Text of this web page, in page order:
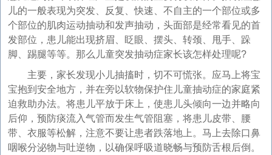
儿的一般表现为突发、反复、快速、不自主的一个部位或多
个部位的肌肉运动抽动和发声抽动，头面部是经常看见的首
发部位，患儿能出现挤眉、眨眼、摆头、转颈、甩手、跺
脚、踢腿等等。那么儿童突发抽动症家长该怎样处理呢?
主要，家长发现小儿抽搐时，切不可慌张。应马上将宝
宝抱到安全地方，并在旁以软物保护住儿童抽动症的家庭紧
迫救助办法。将患儿平放于床上，使患儿头倾向一边并略向
后仰，预防痰流入气管而发生气管阻塞，将患儿皮带、腰
带、衣服等松解，注意不要让患者跌落地上。马上去除口鼻
咽喉分泌物与吐逆物，以确保呼吸道晓畅与预防舌根后倒。